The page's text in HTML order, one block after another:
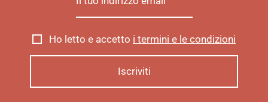
Ho letto e accetto i termini e le condizioni